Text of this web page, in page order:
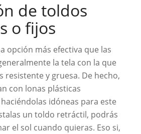
de toldos
o fijos
opción más efectiva que las
la tela con la que
resistente y gruesa. De hecho,
con lonas plásticas
idóneas para este
un toldo retráctil, podrás
el sol cuando quieras. Eso si,